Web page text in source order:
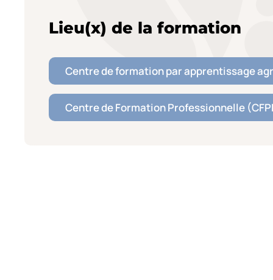
Lieu(x) de la formation
Centre de formation par apprentissage
Centre de Formation Professionnelle